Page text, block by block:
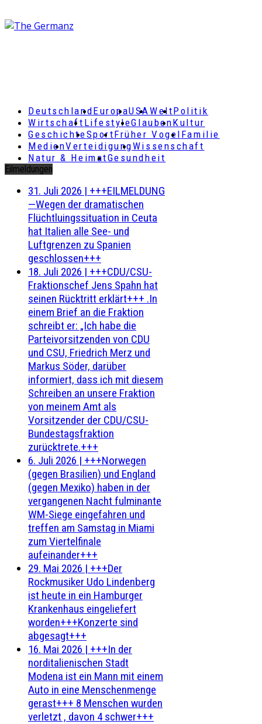
DeutschlandEuropaUSAWeltPolitik
Wirtschaft LifestyleGlaubenKultur
GeschichteSportFrüher Vogel Familie
MedienVerteidigungWissenschaft
Natur & HeimatGesundheit
Eilmeldungen
31. Juli 2026 | +++EILMELDUNG
—Wegen der dramatischen
Flüchtluingssituation in Ceuta
hat Italien alle See- und
Luftgrenzen zu Spanien
geschlossen+++
18. Juli 2026 | +++CDU/CSU-
Fraktionschef Jens Spahn hat
seinen Rücktritt erklärt+++ .In
einem Brief an die Fraktion
schreibt er: „Ich habe die
Parteivorsitzenden von CDU
und CSU, Friedrich Merz und
Markus Söder, darüber
informiert, dass ich mit diesem
Schreiben an unsere Fraktion
von meinem Amt als
Vorsitzender der CDU/CSU-
Bundestagsfraktion
zurücktrete.+++
6. Juli 2026 | +++Norwegen
(gegen Brasilien) und England
(gegen Mexiko) haben in der
vergangenen Nacht fulminante
WM-Siege eingefahren und
treffen am Samstag in Miami
zum Viertelfinale
aufeinander+++
29. Mai 2026 | +++Der
Rockmusiker Udo Lindenberg
ist heute in ein Hamburger
Krankenhaus eingeliefert
worden+++Konzerte sind
abgesagt+++
16. Mai 2026 | +++In der
norditalienischen Stadt
Modena ist ein Mann mit einem
Auto in eine Menschenmenge
gerast+++ 8 Menschen wurden
verletzt , davon 4 schwer+++